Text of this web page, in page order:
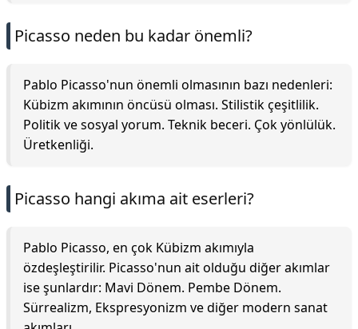
Picasso neden bu kadar önemli?
Pablo Picasso'nun önemli olmasının bazı nedenleri:
Kübizm akımının öncüsü olması. Stilistik çeşitlilik.
Politik ve sosyal yorum. Teknik beceri. Çok yönlülük.
Üretkenliği.
Picasso hangi akıma ait eserleri?
Pablo Picasso, en çok Kübizm akımıyla
özdeşleştirilir. Picasso'nun ait olduğu diğer akımlar
ise şunlardır: Mavi Dönem. Pembe Dönem.
Sürrealizm, Ekspresyonizm ve diğer modern sanat